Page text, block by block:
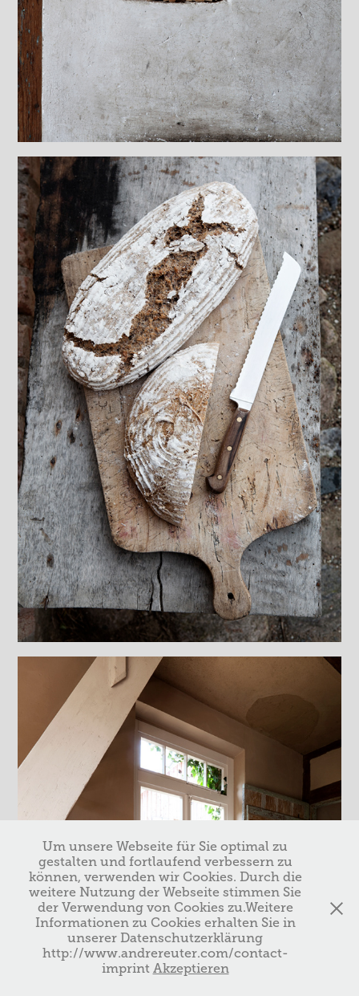
Um unsere Webseite für Sie optimal zu
gestalten und fortlaufend verbessern zu
können, verwenden wir Cookies. Durch die
weitere Nutzung der Webseite stimmen Sie
der Verwendung von Cookies zu.Weitere
Informationen zu Cookies erhalten Sie in
unserer Datenschutzerklärung
http://www.andrereuter.com/contact-
imprint Akzeptieren